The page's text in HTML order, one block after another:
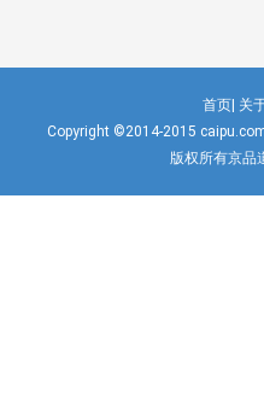
首页| 关
Copyright ©2014-2015
版权所有京品